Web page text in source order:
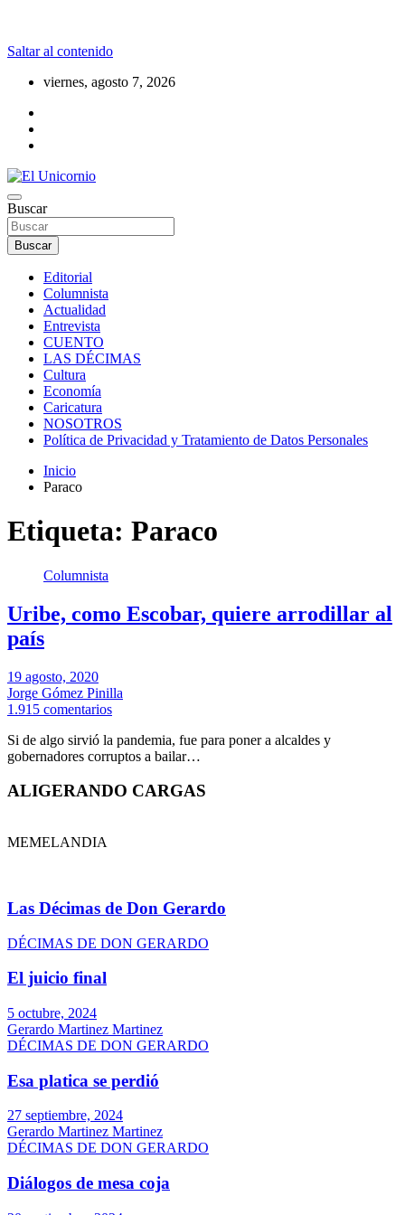
Saltar al contenido
viernes, agosto 7, 2026
El Unicornio
La realidad supera la fantasía
Buscar
Buscar
Editorial
Columnista
Actualidad
Entrevista
CUENTO
LAS DÉCIMAS
Cultura
Economía
Caricatura
NOSOTROS
Política de Privacidad y Tratamiento de Datos Personales
Inicio
Paraco
Etiqueta: Paraco
Columnista
Uribe, como Escobar, quiere arrodillar al
país
19 agosto, 2020
Jorge Gómez Pinilla
1.915 comentarios
Si de algo sirvió la pandemia, fue para poner a alcaldes y
gobernadores corruptos a bailar…
ALIGERANDO CARGAS
MEMELANDIA
Las Décimas de Don Gerardo
DÉCIMAS DE DON GERARDO
El juicio final
5 octubre, 2024
Gerardo Martinez Martinez
DÉCIMAS DE DON GERARDO
Esa platica se perdió
27 septiembre, 2024
Gerardo Martinez Martinez
DÉCIMAS DE DON GERARDO
Diálogos de mesa coja